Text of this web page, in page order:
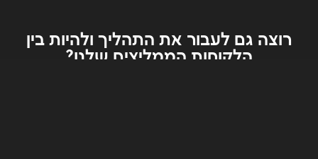
רוצה גם לעבור את התהליך ולהיות בין
הלקוחות הממליצים שלנו?